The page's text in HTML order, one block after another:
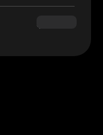
$180.00